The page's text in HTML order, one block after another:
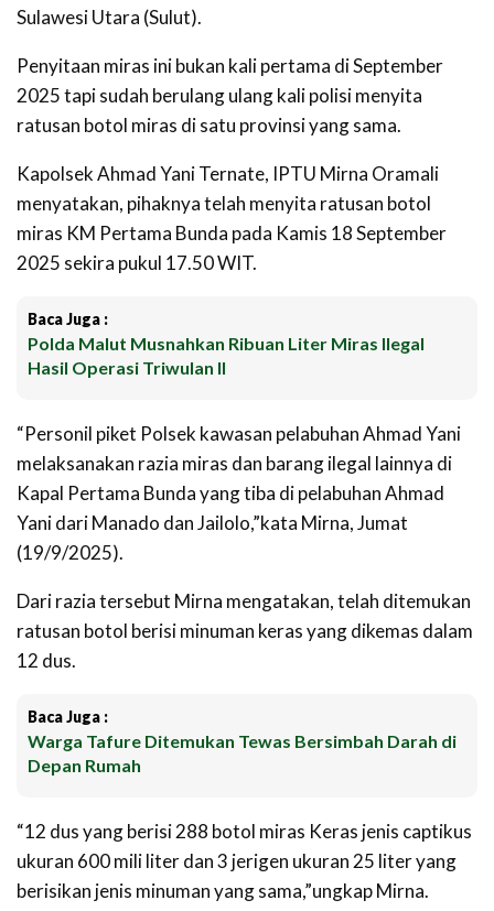
Sulawesi Utara (Sulut).
Penyitaan miras ini bukan kali pertama di September
2025 tapi sudah berulang ulang kali polisi menyita
ratusan botol miras di satu provinsi yang sama.
Kapolsek Ahmad Yani Ternate, IPTU Mirna Oramali
menyatakan, pihaknya telah menyita ratusan botol
miras KM Pertama Bunda pada Kamis 18 September
2025 sekira pukul 17.50 WIT.
Baca Juga :
Polda Malut Musnahkan Ribuan Liter Miras Ilegal
Hasil Operasi Triwulan II
“Personil piket Polsek kawasan pelabuhan Ahmad Yani
melaksanakan razia miras dan barang ilegal lainnya di
Kapal Pertama Bunda yang tiba di pelabuhan Ahmad
Yani dari Manado dan Jailolo,”kata Mirna, Jumat
(19/9/2025).
Dari razia tersebut Mirna mengatakan, telah ditemukan
ratusan botol berisi minuman keras yang dikemas dalam
12 dus.
Baca Juga :
Warga Tafure Ditemukan Tewas Bersimbah Darah di
Depan Rumah
“12 dus yang berisi 288 botol miras Keras jenis captikus
ukuran 600 mili liter dan 3 jerigen ukuran 25 liter yang
berisikan jenis minuman yang sama,”ungkap Mirna.